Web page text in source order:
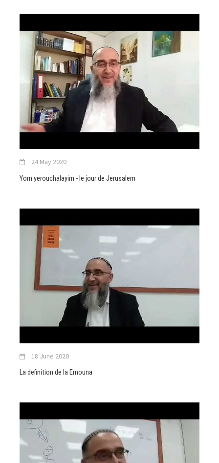
24 May 2020
Yom yerouchalayim - le jour de Jerusalem
18 June 2020
La definition de la Emouna